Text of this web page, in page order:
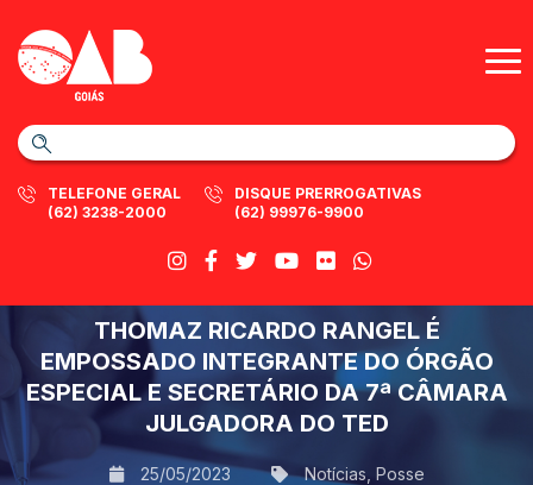
TELEFONE GERAL
(62) 3238-2000
DISQUE PRERROGATIVAS
(62) 99976-9900
THOMAZ RICARDO RANGEL É
EMPOSSADO INTEGRANTE DO ÓRGÃO
ESPECIAL E SECRETÁRIO DA 7ª CÂMARA
JULGADORA DO TED
25/05/2023 Notícias Posse